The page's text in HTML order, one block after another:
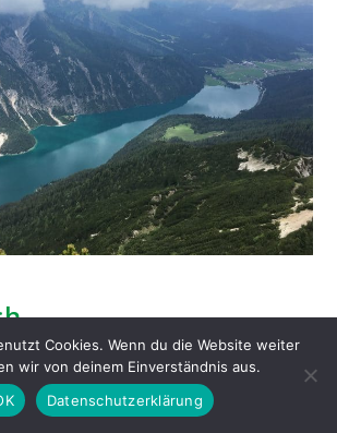
in Gruppen gewandert werden!
1. Wanderung der Sektion nach
auf die Klobenjochspitze am Achensee.
Cookies. Wenn du die Website weiter
wir von deinem Einverständnis aus.
Datenschutzerklärung